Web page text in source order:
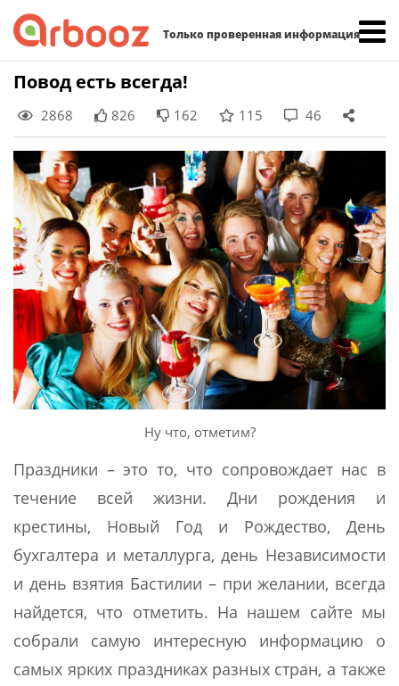
Только проверенная информация
Skip
content
Повод есть всегда!
2868 826 162 115 46
Ну что, отметим?
Праздники – это то, что сопровождает нас в
течение всей жизни. Дни рождения и
крестины, Новый Год и Рождество, День
бухгалтера и металлурга, день Независимости
и день взятия Бастилии – при желании, всегда
найдется, что отметить. На нашем сайте мы
собрали самую интересную информацию о
самых ярких праздниках разных стран, а также
Найти: